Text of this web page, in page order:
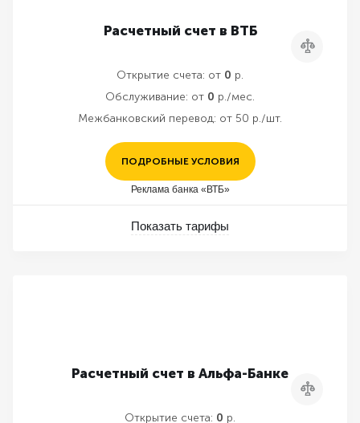
Расчетный счет в ВТБ
Сравнить
Открытие счета: от 0 р.
Обслуживание: от 0 р./мес.
Межбанковский перевод: от 50 р./шт.
ПОДРОБНЫЕ УСЛОВИЯ
Реклама банка «ВТБ»
Показать тарифы
Расчетный счет в Альфа-Банке
Сравнить
Открытие счета: 0 р.